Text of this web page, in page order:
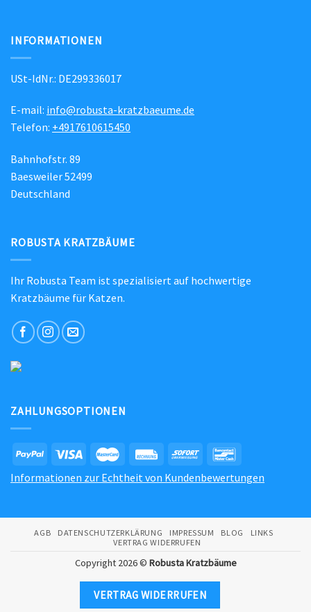
INFORMATIONEN
USt-IdNr.: DE299336017
E-mail: info@robusta-kratzbaeume.de
Telefon: +4917610615450
Bahnhofstr. 89
Baesweiler 52499
Deutschland
ROBUSTA KRATZBÄUME
Ihr Robusta Team ist spezialisiert auf hochwertige
Kratzbäume für Katzen.
ZAHLUNGSOPTIONEN
Informationen zur Echtheit von Kundenbewertungen
AGB DATENSCHUTZERKLÄRUNG IMPRESSUM BLOG
LINKS
VERTRAG WIDERRUFEN
Copyright 2026 © Robusta Kratzbäume
VERTRAG WIDERRUFEN